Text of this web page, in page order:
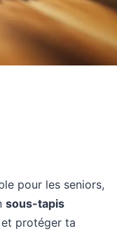
pour les seniors,
sous-tapis
et protéger ta